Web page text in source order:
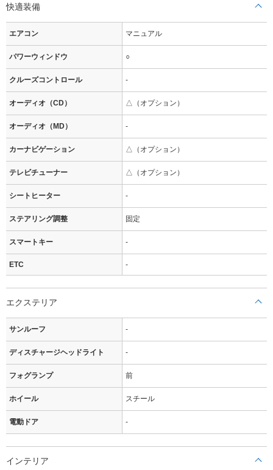
快適装備
エアコン マニュアル
パワーウィンドウ ○
クルーズコントロール -
オーディオ（CD） △（オプション）
オーディオ（MD） -
カーナビゲーション △（オプション）
テレビチューナー △（オプション）
シートヒーター -
ステアリング調整 固定
スマートキー -
ETC -
エクステリア
サンルーフ -
ディスチャージヘッドライト -
フォグランプ 前
ホイール スチール
電動ドア -
インテリア